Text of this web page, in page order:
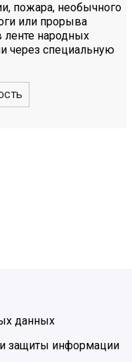
пожара, необычного
или прорыва
ленте народных
через специальную
данных
защиты информации